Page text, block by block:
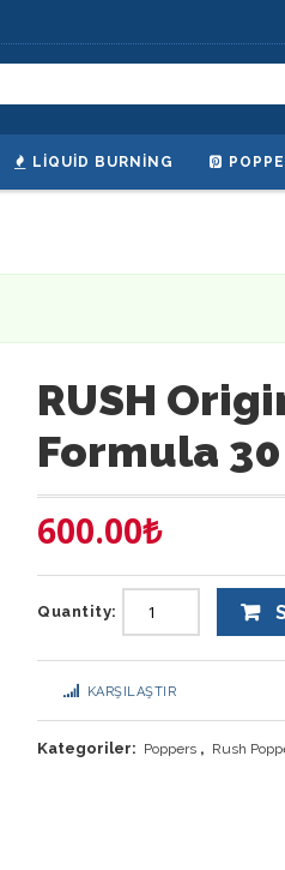
LIQUID BURNING
RUSH
Formula
600.00₺
Quantity:
KARŞILAŞTIR
Kategoriler: Poppers , Rush